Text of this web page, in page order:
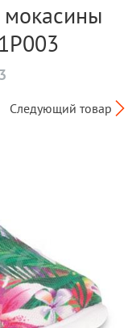
мокасины
Следующий товар